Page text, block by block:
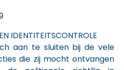
IDENTITEITSCONTROLE
aan te sluiten bij de vele
die zij mocht ontvangen